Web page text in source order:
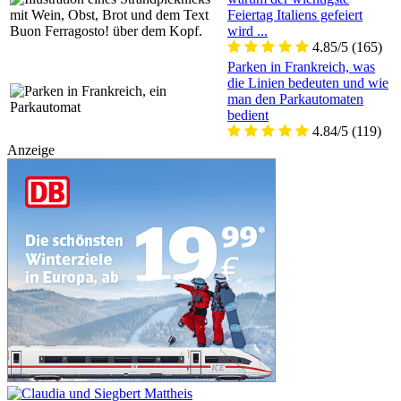
Feiertag Italiens gefeiert
wird ...
4.85/5 (165)
Parken in Frankreich, was
die Linien bedeuten und wie
man den Parkautomaten
bedient
4.84/5 (119)
Anzeige